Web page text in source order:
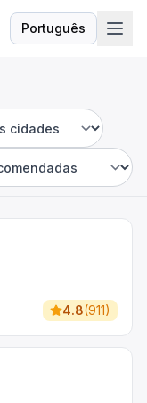
Português
Idioma
4.8(911)